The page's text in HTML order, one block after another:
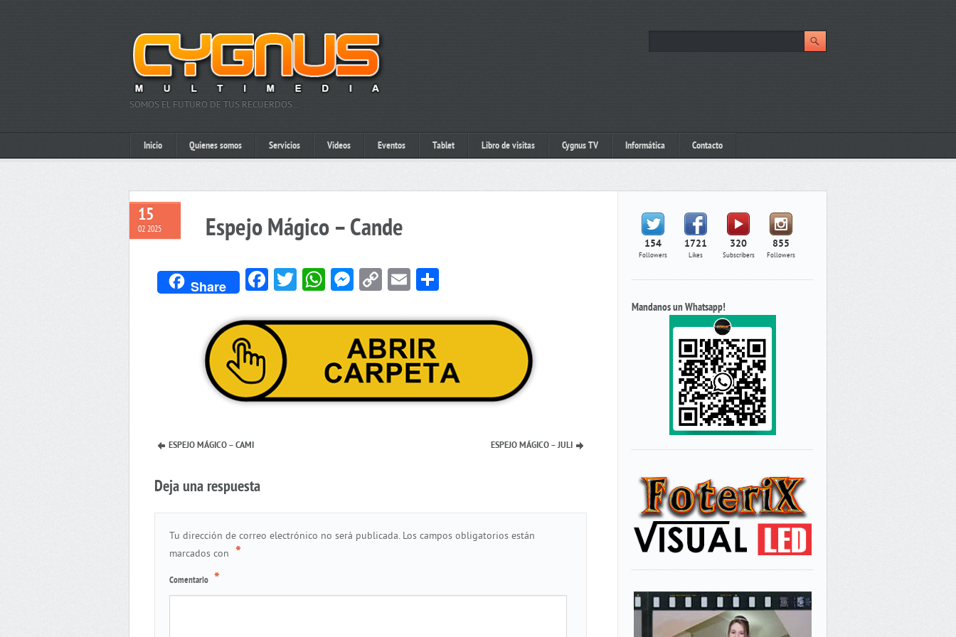
SOMOS EL FUTURO DE TUS RECUERDOS…
Inicio Quienes somos Servicios Videos Eventos Tablet Libro de visitas Cygnus TV Informática Contacto
15
02 2025 Espejo Mágico – Cande
Share Facebook
Twitter
WhatsApp
Messenger
CopyEmail
ESPEJO MÁGICO – CAMI ESPEJO MÁGICO – JULI
Deja una respuesta
Tu dirección de correo electrónico no será publicada. Los campos obligatorios están
marcados con *
Comentario *
154
Followers
1721
Likes
320
Subscribers
855
Followers
Mandanos un Whatsapp!